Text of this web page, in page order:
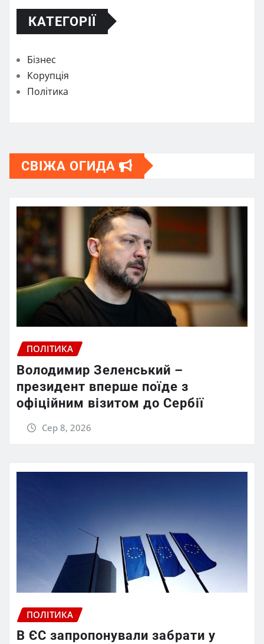
КАТЕГОРІЇ
Бізнес
Корупція
Політика
СВІЖА ОГИДА
ПОЛІТИКА
Володимир Зеленський –
президент вперше поїде з
офіційним візитом до Сербії
Сер 8, 2026
ПОЛІТИКА
В ЄС запропонували забрати у